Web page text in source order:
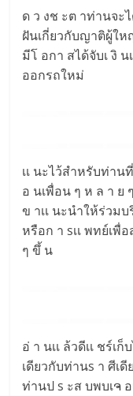
ด ว งช ะต าท่านจะ
ฝันเกี่ยวกับญาติผู้ให
มีโ อกา สได้จับเ งิ
ออกรถใหม่
เเ นะไว้สำหรับท่า
อ นเพื่อน ๆ ห ล า ย
ข าเเ นะนำให้ร่วม
หรือก า sเเ พทย์เ
ๆ ขึ้ น
อ่ า นเเ ล้วดีเเ ชร์เ
เดียวกับท่านs า ศีเ
ท่านป s ะส บพบเຈ